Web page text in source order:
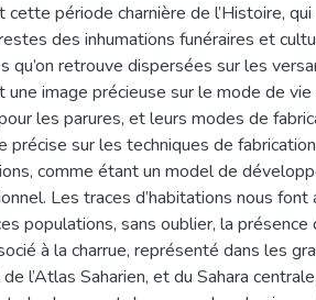
cette période charnière de l’Histoire,
des inhumations funéraires et
qu’on retrouve dispersées sur les
une image précieuse sur le mode de
les parures, et leurs modes de
précise sur les techniques de
comme étant un model de
Les traces d’habitations nous
populations, sans oublier, la
à la charrue, représenté dans les
l’Atlas Saharien, et du Sahara